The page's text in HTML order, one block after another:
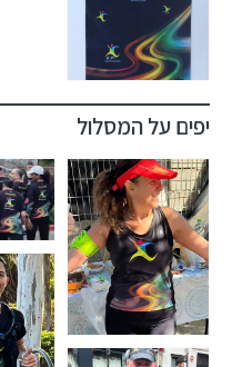
יפים על המסלול